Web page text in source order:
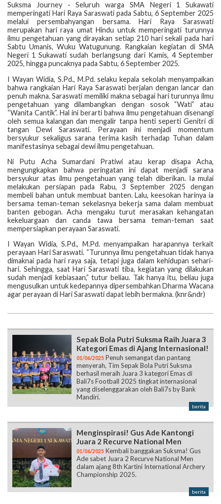
Suksma Journey - Seluruh warga SMA Negeri 1 Sukawati
memperingati Hari Raya Saraswati pada Sabtu, 6 September 2025
melalui persembahyangan bersama. Hari Raya Saraswati
merupakan hari raya umat Hindu untuk memperingati turunnya
ilmu pengetahuan yang dirayakan setiap 210 hari sekali pada hari
Sabtu Umanis, Wuku Watugunung. Rangkaian kegiatan di SMA
Negeri 1 Sukawati sudah berlangsung dari Kamis, 4 September
2025, hingga puncaknya pada Sabtu, 6 September 2025.
I Wayan Widia, S.Pd., M.Pd. selaku kepala sekolah menyampaikan
bahwa rangkaian Hari Raya Saraswati berjalan dengan lancar dan
penuh makna. Saraswati memiliki makna sebagai hari turunnya ilmu
pengetahuan yang dilambangkan dengan sosok “Wati” atau
“Wanita Cantik”. Hal ini berarti bahwa ilmu pengetahuan disenangi
oleh semua kalangan dan mengalir tanpa henti seperti Genitri di
tangan Dewi Saraswati. Perayaan ini menjadi momentum
bersyukur sekaligus sarana terima kasih terhadap Tuhan dalam
manifestasinya sebagai dewi ilmu pengetahuan.
Ni Putu Acha Sumardani Pratiwi atau kerap disapa Acha,
mengungkapkan bahwa peringatan ini dapat menjadi sarana
bersyukur atas ilmu pengetahuan yang telah diberikan. Ia mulai
melakukan persiapan pada Rabu, 3 September 2025 dengan
membeli bahan untuk membuat banten. Lalu, keesokan harinya ia
bersama teman-teman sekelasnya bekerja sama dalam membuat
banten gebogan. Acha mengaku turut merasakan kehangatan
kekeluargaan dan canda tawa bersama teman-teman saat
mempersiapkan perayaan Saraswati.
I Wayan Widia, S.Pd., M.Pd. menyampaikan harapannya terkait
perayaan Hari Saraswati. “Turunnya ilmu pengetahuan tidak hanya
dimaknai pada hari raya saja, tetapi juga dalam kehidupan sehari-
hari. Sehingga, saat Hari Saraswati tiba, kegiatan yang dilakukan
sudah menjadi kebiasaan,” tutur beliau. Tak hanya itu, beliau juga
mengusulkan untuk kedepannya dipersembahkan Dharma Wacana
agar perayaan di Hari Saraswati dapat lebih bermakna. (knr&ndr)
Sepak Bola Putri Suksma Raih Juara 3
Kategori Emas di Ajang Internasional!
01/06/2025 Penuh semangat dan pantang
menyerah, Tim Sepak Bola Putri Suksma
berhasil meraih Juara 3 kategori Emas di
Bali7s Football 2025 tingkat internasional
yang diselenggarakan oleh Bali7s by Bank
Mandiri.
berita
Menginspirasi! Gus Ade Kantongi
Juara 2 Recurve National Men
01/06/2025 Kembali banggakan Suksma! Gus
Ade sabet Juara 2 Recurve National Men
dalam ajang 8th Kartini International Archery
Championship 2025.
berita